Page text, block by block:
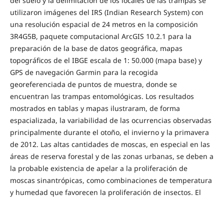
utilizaron imágenes del IRS (Indian Research System) con
una resolución espacial de 24 metros en la composición
3R4G5B, paquete computacional ArcGIS 10.2.1 para la
preparación de la base de datos geográfica, mapas
topográficos de el IBGE escala de 1: 50.000 (mapa base) y
GPS de navegación Garmin para la recogida
georeferenciada de puntos de muestra, donde se
encuentran las trampas entomológicas. Los resultados
mostrados en tablas y mapas ilustraram, de forma
espacializada, la variabilidad de las ocurrencias observadas
principalmente durante el otoño, el invierno y la primavera
de 2012. Las altas cantidades de moscas, en especial en las
áreas de reserva forestal y de las zonas urbanas, se deben a
la probable existencia de apelar a la proliferación de
moscas sinantrópicas, como combinaciones de temperatura
y humedad que favorecen la proliferación de insectos. El